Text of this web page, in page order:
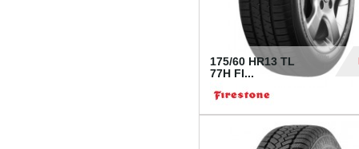
175/60 HR13 TL
77H FI...